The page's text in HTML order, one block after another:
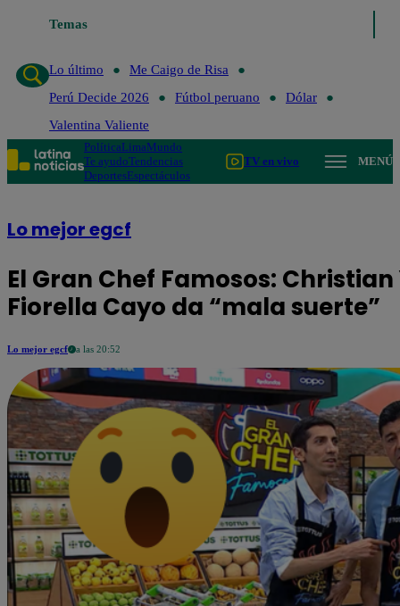
Temas
Lo último
Me Caigo de Risa
Perú Decide 2026
Fútbol peruano
Dólar
Valentina Valiente
PolíticaLimaMundo
Te ayudoTendencias
DeportesEspectáculos
TV en vivo MENÚ
Lo mejor egcf
El Gran Chef Famosos:
Fiorella Cayo da “mala suerte”
Lo mejor egcf a las 20:52